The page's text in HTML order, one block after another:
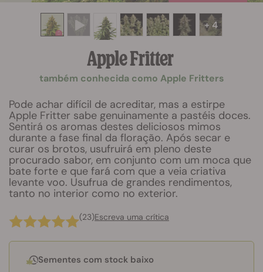
+ 4
Apple Fritter
também conhecida como Apple Fritters
Pode achar difícil de acreditar, mas a estirpe
Apple Fritter sabe genuinamente a pastéis doces.
Sentirá os aromas destes deliciosos mimos
durante a fase final da floração. Após secar e
curar os brotos, usufruirá em pleno deste
procurado sabor, em conjunto com um moca que
bate forte e que fará com que a veia criativa
levante voo. Usufrua de grandes rendimentos,
tanto no interior como no exterior.
(23)Escreva uma crítica
Sementes com stock baixo